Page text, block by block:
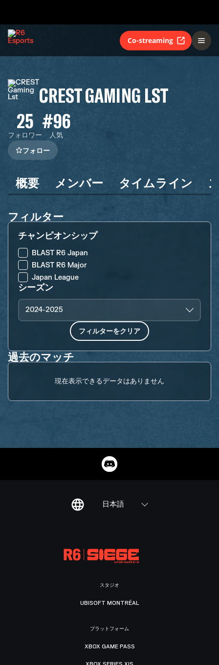
Co-streaming
CREST GAMING LST
25
フォロワー
#96
人気
フォロー
概要 メンバー タイムライン
フィルター
チャンピオンシップ
BLAST R6 Japan
BLAST R6 Major
Japan League
シーズン
2024-2025
フィルターをクリア
過去のマッチ
現在表示できるデータはありません
日本語
スタジオ
UBISOFT MONTRÉAL
プラットフォーム
XBOX GAME PASS